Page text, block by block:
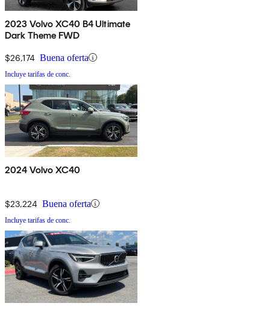
2023 Volvo XC40 B4 Ultimate
Dark Theme FWD
$26,174 Buena oferta
Incluye tarifas de conc.
2024 Volvo XC40
$23,224 Buena oferta
Incluye tarifas de conc.